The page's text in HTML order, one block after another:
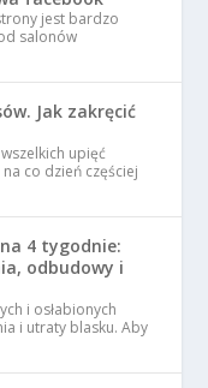
jest bardzo
salonów
Jak zakręcić
upięć
co dzień częściej
4 tygodnie:
odbudowy i
i osłabionych
i utraty blasku. Aby